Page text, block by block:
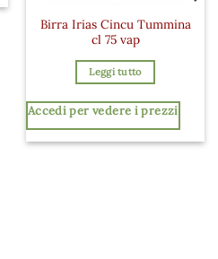
Birra Irias Cincu Tummina
cl 75 vap
Leggi tutto
Accedi per vedere i prezzi